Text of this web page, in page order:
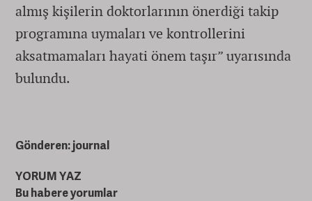
almış kişilerin doktorlarının önerdiği takip
programına uymaları ve kontrollerini
aksatmamaları hayati önem taşır” uyarısında
bulundu.
Gönderen: journal
YORUM YAZ
Bu habere yorumlar